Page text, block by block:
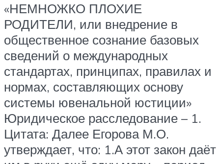
«НЕМНОЖКО ПЛОХИЕ
РОДИТЕЛИ, или внедрение в
общественное сознание базовых
сведений о международных
стандартах, принципах, правилах и
нормах, составляющих основу
системы ювенальной юстиции»
Юридическое расследование – 1.
Цитата: Далее Егорова М.О.
утверждает, что: 1.А этот закон даёт